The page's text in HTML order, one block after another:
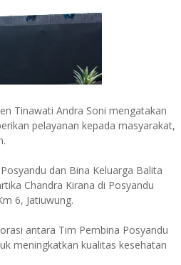
Tinawati Andra Soni mengatakan
pelayanan kepada masyarakat,
dan Bina Keluarga Balita
Chandra Kirana di Posyandu
6, Jatiuwung.
antara Tim Pembina Posyandu
meningkatkan kualitas kesehatan